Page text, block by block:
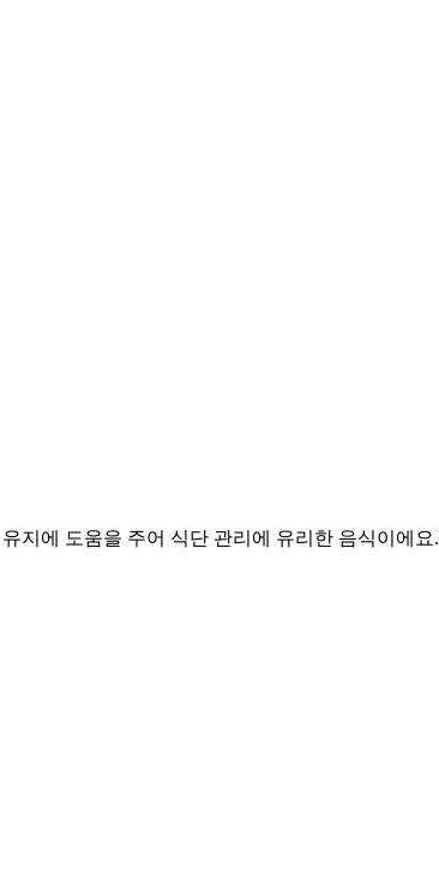
지에 도움을 주어 식단 관리에 유리한 음식이에요.